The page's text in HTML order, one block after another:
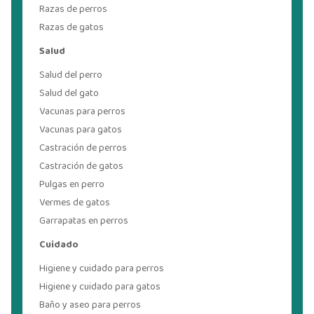
Razas de perros
Razas de gatos
Salud
Salud del perro
Salud del gato
Vacunas para perros
Vacunas para gatos
Castración de perros
Castración de gatos
Pulgas en perro
Vermes de gatos
Garrapatas en perros
Cuidado
Higiene y cuidado para perros
Higiene y cuidado para gatos
Baño y aseo para perros